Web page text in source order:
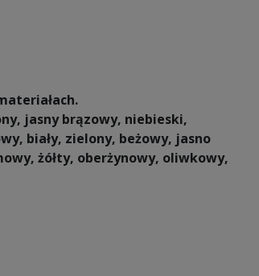
jasny brązowy, niebieski,
biały, zielony, beżowy, jasno
żółty, oberżynowy, oliwkowy,